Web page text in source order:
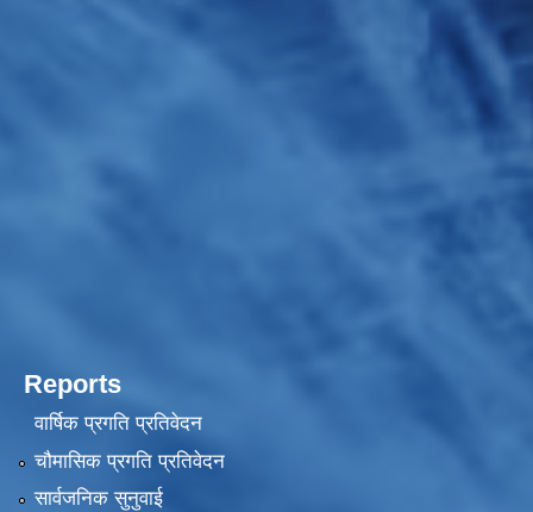
Reports
वार्षिक प्रगति प्रतिवेदन
चौमासिक प्रगति प्रतिवेदन
सार्वजनिक सुनुवाई